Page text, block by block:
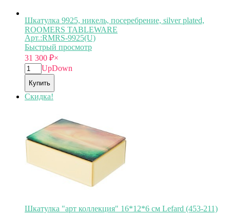
Шкатулка 9925, никель, посеребрение, silver plated,
ROOMERS TABLEWARE
Арт.:RMRS-9925(U)
Быстрый просмотр
31 300 ₽×
UpDown
Купить
Скидка!
Шкатулка "арт коллекция" 16*12*6 см Lefard (453-211)